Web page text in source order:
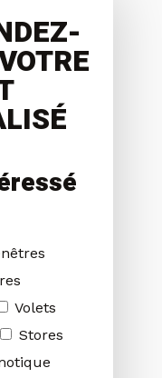
Volets
Stores